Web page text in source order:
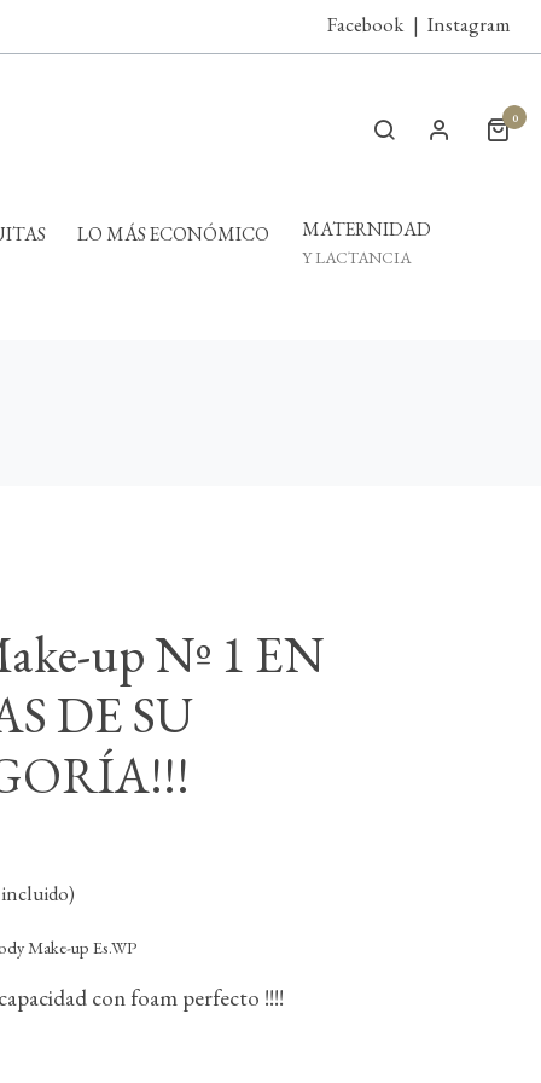
Facebook | Instagram
0
LO MÁS ECONÓMICO MATERNIDAD
Y LACTANCIA
up Nº 1 EN
DE SU
incluido)
Make-up Es.WP
con foam perfecto !!!!